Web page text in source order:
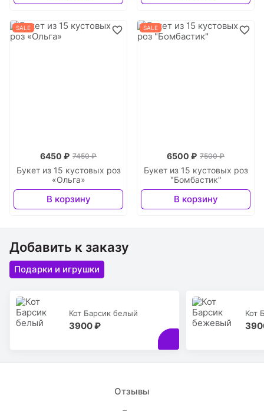
SALE
Букет из 15 кустовых роз
«Ольга»
6450 ₽ 7450 ₽
В корзину
SALE
Букет из 15 кустовых роз
"Бомбастик"
6500 ₽ 7500 ₽
В корзину
Добавить к заказу
Подарки и игрушки
Кот Барсик белый
3900 ₽
Кот
Отзывы